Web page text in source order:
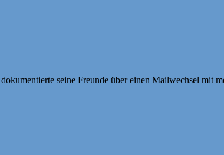
seine Freunde über einen Mailwechsel mit